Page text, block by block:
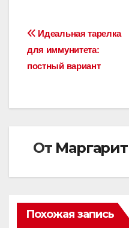
Навигация
по
Идеальная тарелка
для иммунитета:
постный вариант
От
Похожая запись